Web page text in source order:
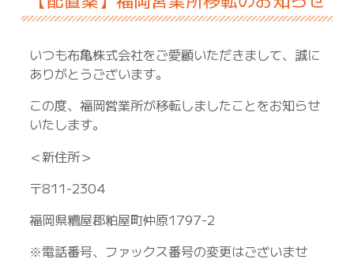
いつも布亀株式会社をご愛顧いただきまして、誠に
ありがとうございます。
この度、福岡営業所が移転しましたことをお知らせ
いたします。
＜新住所＞
〒811-2304
福岡県糟屋郡粕屋町仲原1797-2
※電話番号、ファックス番号の変更はございませ